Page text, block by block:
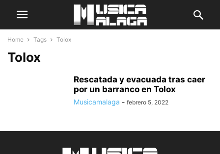
Home Tags Tolox
Tolox
Rescatada y evacuada tras caer
por un barranco en Tolox
Musicamalaga - febrero 5, 2022